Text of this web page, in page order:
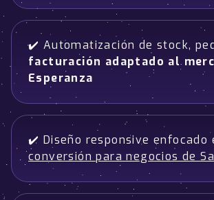
✔️ Automatización de stock,
facturación adaptado al
Esperanza
✔️ Diseño responsive enfocado
conversión para negocios de